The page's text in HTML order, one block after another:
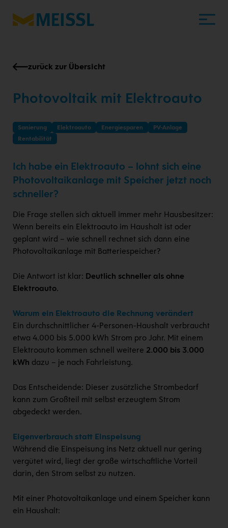
zurück zur Übersicht
Photovoltaik mit Elektroauto
Sanierung Elektroauto Energiesparen
PV-Anlage
Rentabilität
Ich habe ein Elektroauto – lohnt sich eine
Photovoltaikanlage mit Speicher jetzt noch
schneller?
Die Frage stellen sich aktuell immer mehr Hausbesitzer:
Wenn bereits ein Elektroauto im Haushalt ist oder
geplant wird – wie schnell rechnet sich dann eine
Photovoltaikanlage mit Batteriespeicher?
Die Antwort ist klar: Deutlich schneller als ohne
Elektroauto.
Warum ein Elektroauto die Rechnung verändert
Ein durchschnittlicher 4-Personen-Haushalt verbraucht
etwa 4.000 bis 5.000 kWh Strom pro Jahr. Mit einem
Elektroauto kommen schnell weitere 2.000 bis 3.000
kWh dazu – je nach Fahrleistung.
Das Entscheidende: Dieser zusätzliche Strombedarf
kann zum Großteil mit selbst erzeugtem Strom
abgedeckt werden.
Eigenverbrauch statt Einspeisung
Während die Einspeisung ins Netz aktuell nur gering
vergütet wird, liegt der große wirtschaftliche Vorteil
darin, den Strom selbst zu nutzen.
Mit einer Photovoltaikanlage und einem Speicher kann
ein Haushalt: